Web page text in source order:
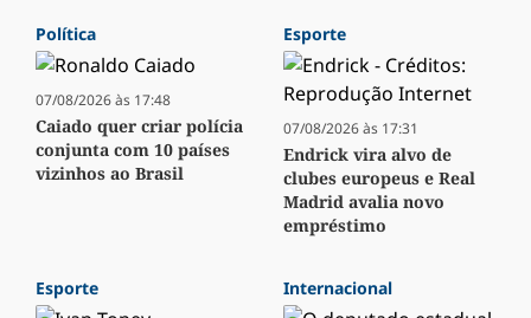
Política
07/08/2026 às 17:48
Caiado quer criar polícia
conjunta com 10 países
vizinhos ao Brasil
Esporte
07/08/2026 às 17:31
Endrick vira alvo de
clubes europeus e Real
Madrid avalia novo
empréstimo
Esporte Internacional